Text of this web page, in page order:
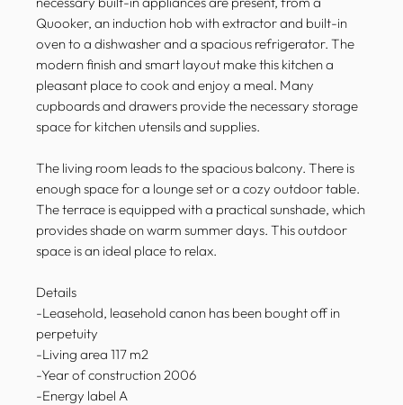
Quooker, an induction hob with extractor and built-in
oven to a dishwasher and a spacious refrigerator. The
modern finish and smart layout make this kitchen a
pleasant place to cook and enjoy a meal. Many
cupboards and drawers provide the necessary storage
space for kitchen utensils and supplies.
The living room leads to the spacious balcony. There is
enough space for a lounge set or a cozy outdoor table.
The terrace is equipped with a practical sunshade, which
provides shade on warm summer days. This outdoor
space is an ideal place to relax.
Details
-Leasehold, leasehold canon has been bought off in
perpetuity
-Living area 117 m2
-Year of construction 2006
-Energy label A